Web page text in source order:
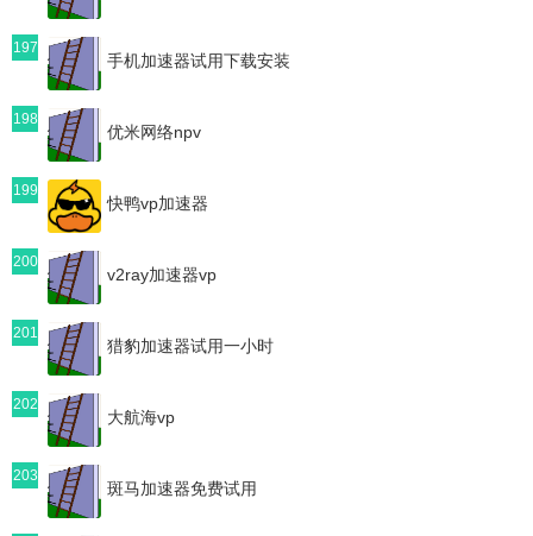
197
手机加速器试用下载安装
198
优米网络npv
199
快鸭vp加速器
200
v2ray加速器vp
201
猎豹加速器试用一小时
202
大航海vp
203
斑马加速器免费试用